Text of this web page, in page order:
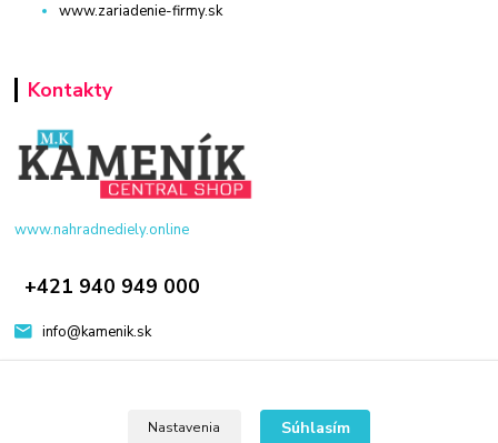
www.zariadenie-firmy.sk
Kontakty
www.nahradnediely.online
+421 940 949 000
info@kamenik.sk
Nastavenia Súhlasím